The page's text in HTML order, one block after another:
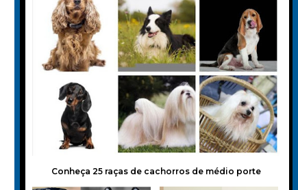
Conheça 25 raças de cachorros de médio porte